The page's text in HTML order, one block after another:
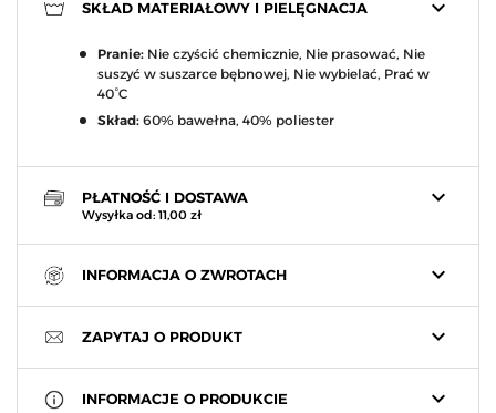
keyboard_arrow_down
SKŁAD MATERIAŁOWY I PIELĘGNACJA
Pranie: Nie czyścić chemicznie, Nie prasować, Nie
suszyć w suszarce bębnowej, Nie wybielać, Prać w
40°C
Skład: 60% bawełna, 40% poliester
keyboard_arrow_down
PŁATNOŚĆ I DOSTAWA
Wysyłka od: 11,00 zł
keyboard_arrow_down
INFORMACJA O ZWROTACH
keyboard_arrow_down
ZAPYTAJ O PRODUKT
keyboard_arrow_down
INFORMACJE O PRODUKCIE